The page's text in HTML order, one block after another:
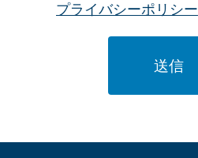
プライバシーポリシー